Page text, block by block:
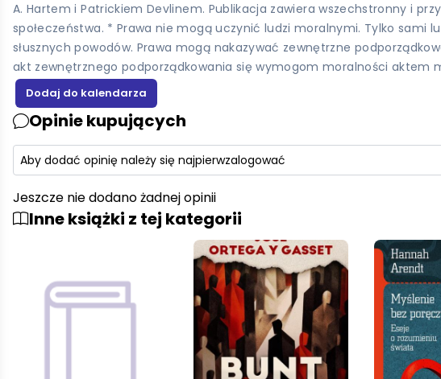
A. Hartem i Patrickiem Devlinem. Publikacja zawiera wszechstronny i
społeczeństwa. * Prawa nie mogą uczynić ludzi moralnymi. Tylko sami
słusznych powodów. Prawa mogą nakazywać zewnętrzne
akt zewnętrznego podporządkowania się wymogom moralności aktem
Opinie kupujących
Aby dodać opinię należy się najpierwzalogować
Jeszcze nie dodano żadnej opinii
Inne książki z tej kategorii